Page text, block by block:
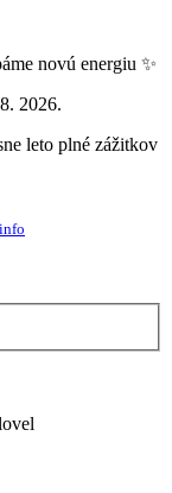
novú energiu ✨
2026.
leto plné zážitkov